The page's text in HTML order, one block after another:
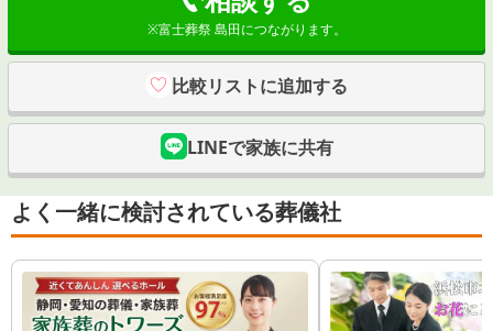
※富士葬祭 島田につながります。
比較リストに追加する
LINEで家族に共有
よく一緒に検討されている葬儀社